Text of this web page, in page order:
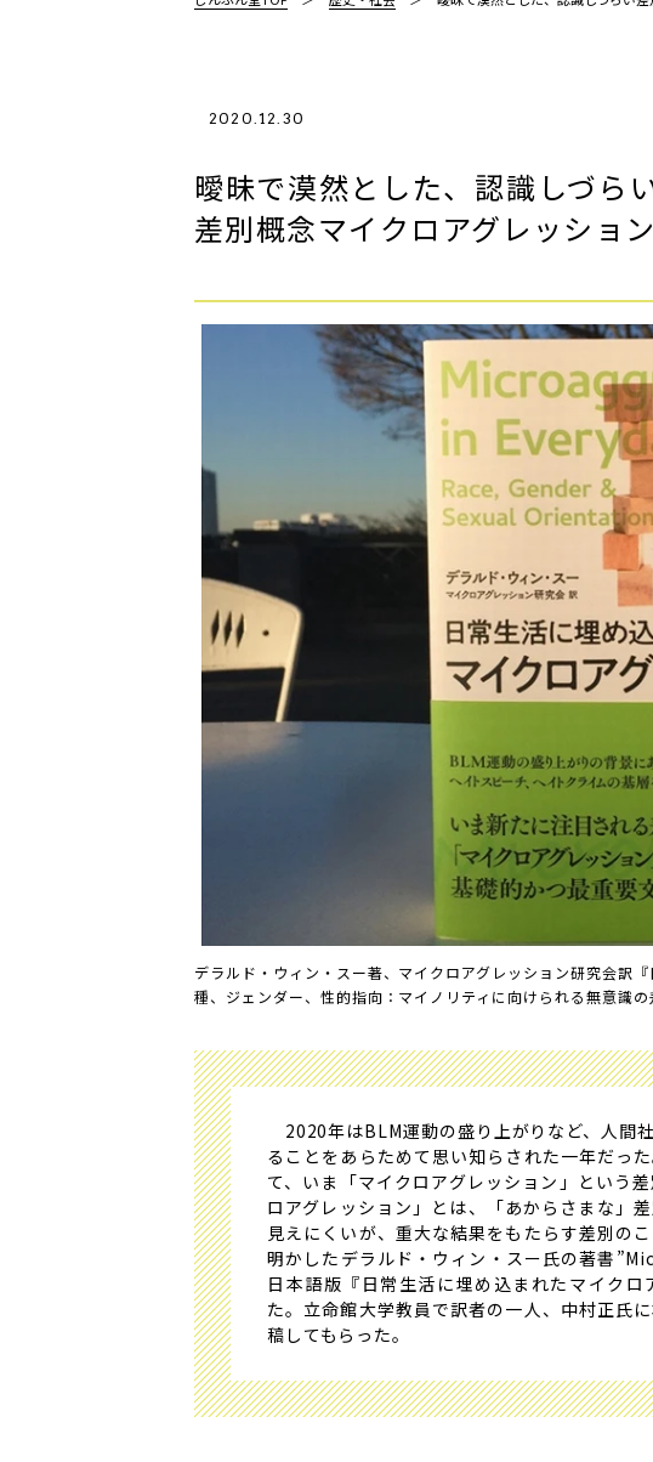
2020.12.30
曖昧で漠然とした、認識しづら
差別概念マイクロアグレッショ
デラルド・ウィン・スー著、マイクロアグレッション研究会訳『
種、ジェンダー、性的指向：マイノリティに向けられる無意識の
2020年はBLM運動の盛り上がりなど、人間
ることをあらためて思い知らされた一年だっ
て、いま「マイクロアグレッション」という
ロアグレッション」とは、「あからさまな」
見えにくいが、重大な結果をもたらす差別の
明かしたデラルド・ウィン・スー氏の著書
日本語版『日常生活に埋め込まれたマイク
た。立命館大学教員で訳者の一人、中村正氏
稿してもらった。